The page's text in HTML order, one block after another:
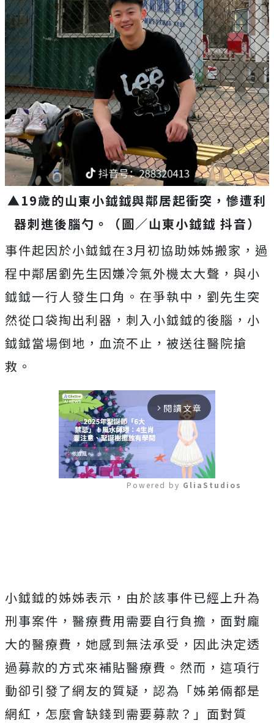
▲19歲的山東小鉞鉞與鄰居起衝突，慘遭利
器刺進後腦勺。（圖／山東小鉞鉞 抖音）
事件起因於小鉞鉞在3月初協助姊姊搬家，過
程中鄰居劉先生因嫌冷氣外機太大聲，與小
鉞鉞一行人發生口角。在爭執中，劉先生突
然從口袋掏出利器，刺入小鉞鉞的後腦，小
鉞鉞當場倒地，血流不止，被送往醫院搶
救。
arrow_forward_ios 閱讀文章
Powered by GliaStudios
小鉞鉞的姊姊表示，由於該事件已經上升為
刑事案件，醫療費用需要自行負擔，面對龐
大的醫療費，她感到無法承受，因此決定透
過募款的方式來補貼醫療費。然而，這項行
動卻引發了網友的質疑，認為「姊弟倆都是
網紅，怎麼會缺錢到需要募款？」面對質